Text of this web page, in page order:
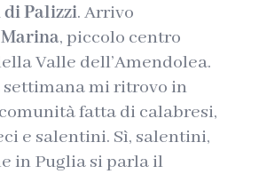
Palizzi. Arrivo
Marina, piccolo centro
Valle dell’Amendolea.
settimana mi ritrovo in
fatta di calabresi,
e salentini. Sì, salentini,
in Puglia si parla il